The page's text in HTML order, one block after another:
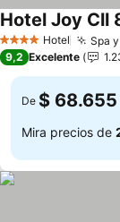
4 EstrellasHotel Spa
Hotel Joy Cll
9,2 Excelente
De $ 68.655
Mira precios de